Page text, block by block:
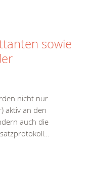
sowie
nicht nur
aktiv an den
auch die